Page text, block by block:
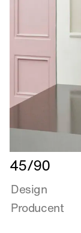
Læs
mere
om
45/90
45/90
Design
Producent